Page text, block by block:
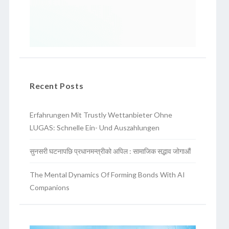
Recent Posts
Erfahrungen Mit Trustly Wettanbieter Ohne
LUGAS: Schnelle Ein- Und Auszahlungen
सुनसरी घटनापछि प्रधानमन्त्रीको अपिल : सामाजिक सद्भाव जोगाऔं
The Mental Dynamics Of Forming Bonds With AI
Companions